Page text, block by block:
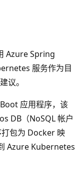
Azure Spring
服务作为目
议。
应用程序，该
DB（NoSQL 帐户
打包为 Docker 映
Azure Kubernetes